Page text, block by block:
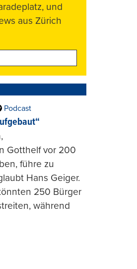
und
aus Zürich
Podcast
Gotthelf vor 200
führe zu
Hans Geiger.
250 Bürger
während